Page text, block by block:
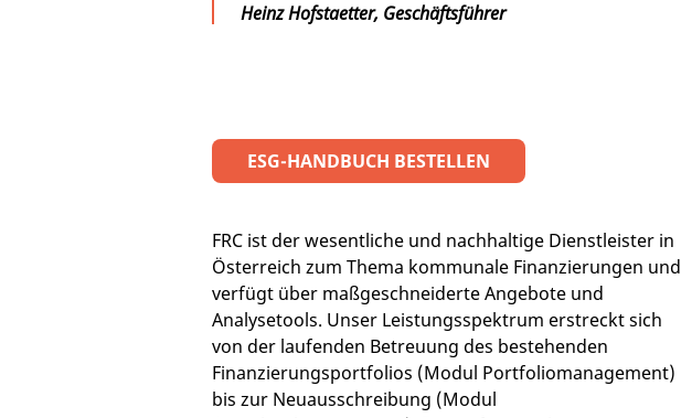
Heinz Hofstaetter, Geschäftsführer
ESG-HANDBUCH BESTELLEN
FRC ist der wesentliche und nachhaltige Dienstleister in
Österreich zum Thema kommunale Finanzierungen und
verfügt über maßgeschneiderte Angebote und
Analysetools. Unser Leistungsspektrum erstreckt sich
von der laufenden Betreuung des bestehenden
Finanzierungsportfolios (Modul Portfoliomanagement)
bis zur Neuausschreibung (Modul